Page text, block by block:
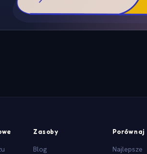
Zasoby
Blog
Porównaj
Najlepsze